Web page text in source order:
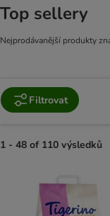
Top sellery
Nejprodávanější produkty
Filtrovat
1 - 48 of 110 výsledků